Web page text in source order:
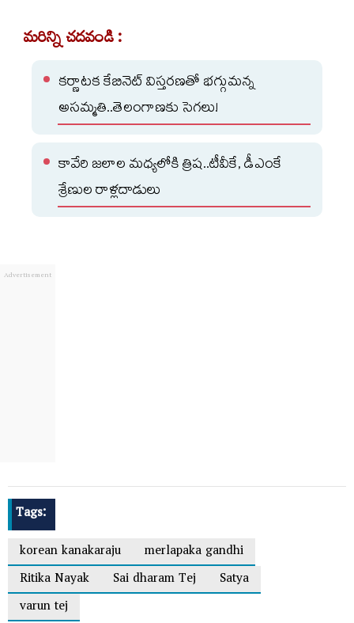
మరిన్ని చదవండి :
కర్ణాటక కేబినెట్ విస్తరణతో భగ్గుమన్న
అసమ్మతి..తెలంగాణకు సెగలు!
కావేరి జలాల మధ్యలోకి త్రిష..టీవీకే, డీఎంకే
శ్రేణుల రాళ్లదాడులు
Tags:
korean kanakaraju
merlapaka gandhi
Ritika Nayak
Sai dharam Tej
Satya
varun tej